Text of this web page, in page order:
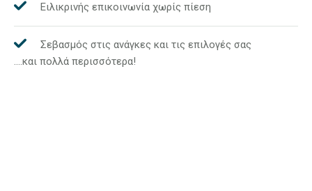
Ειλικρινής επικοινωνία χωρίς πίεση
Σεβασμός στις ανάγκες και τις επιλογές σας
….και πολλά περισσότερα!